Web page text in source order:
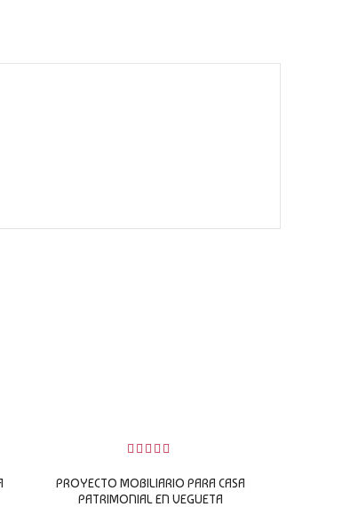
sobre
5
PROYECTO MOBILIARIO PARA CASA
PATRIMONIAL EN VEGUETA